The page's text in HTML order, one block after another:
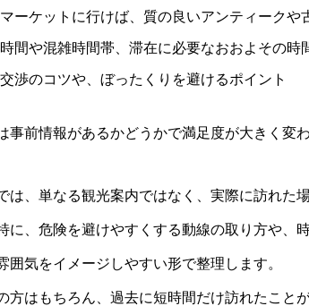
ーケットに行けば、質の良いアンティークや
間や混雑時間帯、滞在に必要なおおよその時
渉のコツや、ぼったくりを避けるポイント
事前情報があるかどうかで満足度が大きく変
は、単なる観光案内ではなく、実際に訪れた
に、危険を避けやすくする動線の取り方や、
囲気をイメージしやすい形で整理します。
方はもちろん、過去に短時間だけ訪れたこと